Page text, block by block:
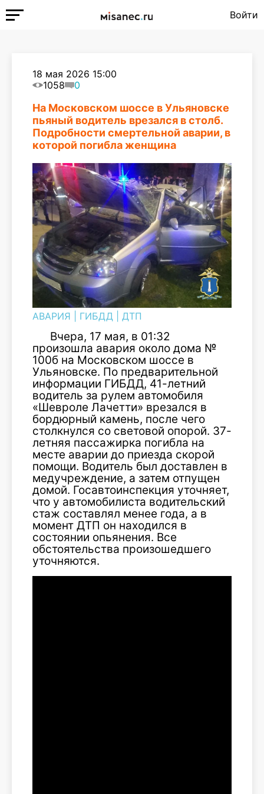
Войти
18 мая 2026 15:00
1058
0
На Московском шоссе в Ульяновске
пьяный водитель врезался в столб.
Подробности смертельной аварии, в
которой погибла женщина
АВАРИЯ ГИБДД ДТП
Вчера, 17 мая, в 01:32
произошла авария около дома №
100б на Московском шоссе в
Ульяновске. По предварительной
информации ГИБДД, 41-летний
водитель за рулем автомобиля
«Шевроле Лачетти» врезался в
бордюрный камень, после чего
столкнулся со световой опорой. 37-
летняя пассажирка погибла на
месте аварии до приезда скорой
помощи. Водитель был доставлен в
медучреждение, а затем отпущен
домой. Госавтоинспекция уточняет,
что у автомобилиста водительский
стаж составлял менее года, а в
момент ДТП он находился в
состоянии опьянения. Все
обстоятельства произошедшего
уточняются.